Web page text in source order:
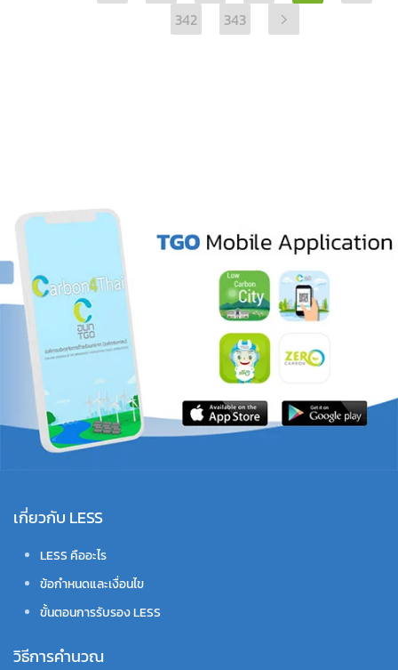
342
343
เกี่ยวกับ LESS
LESS คืออะไร
ข้อกำหนดและเงื่อนไข
ขั้นตอนการรับรอง LESS
วิธีการคำนวณ